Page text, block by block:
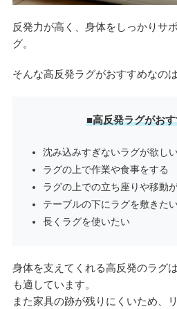
反発力が高く、身体をしっかりサ
グ。
そんな高反発ラグがおすすめなの
■高反発ラグがお
沈み込みすぎないラグが欲し
ラグの上で作業や食事をする
ラグの上での立ち座りや移動
テーブルの下にラグを敷きた
長くラグを使いたい
身体を支えてくれる高反発のラグ
も適しています。
また家具の跡が残りにくいため、